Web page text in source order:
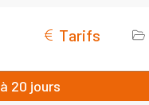
Tarifs
20 jours